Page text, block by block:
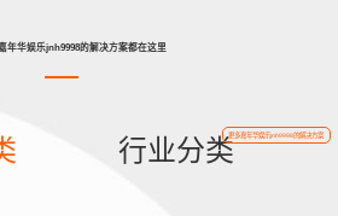
年华娱乐jnh9998的解决方案都在这里
行业分类更多嘉年华娱乐jnh9998的解决方案